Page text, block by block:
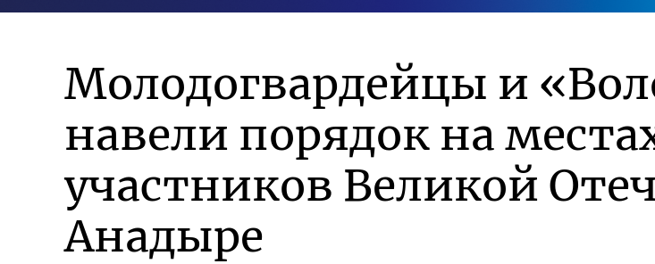
Молодогвардейцы и
навели порядок на
участников Великой
Анадыре